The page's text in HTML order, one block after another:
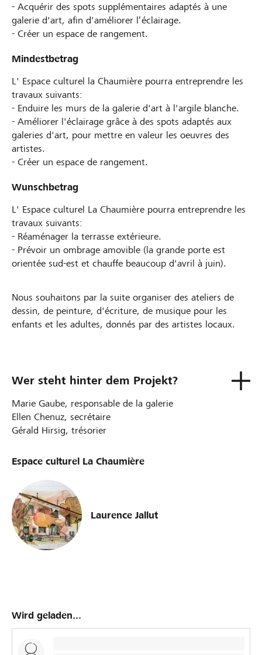
- Acquérir des spots supplémentaires adaptés à une
galerie d'art, afin d'améliorer l’éclairage.
- Créer un espace de rangement.
Mindestbetrag
L' Espace culturel la Chaumière pourra entreprendre les
travaux suivants:
- Enduire les murs de la galerie d'art à l'argile blanche.
- Améliorer l'éclairage grâce à des spots adaptés aux
galeries d'art, pour mettre en valeur les oeuvres des
artistes.
- Créer un espace de rangement.
Wunschbetrag
L' Espace culturel La Chaumière pourra entreprendre les
travaux suivants:
- Réaménager la terrasse extérieure.
- Prévoir un ombrage amovible (la grande porte est
orientée sud-est et chauffe beaucoup d'avril à juin).
Nous souhaitons par la suite organiser des ateliers de
dessin, de peinture, d'écriture, de musique pour les
enfants et les adultes, donnés par des artistes locaux.
Wer steht hinter dem Projekt?
Marie Gaube, responsable de la galerie
Ellen Chenuz, secrétaire
Gérald Hirsig, trésorier
Espace culturel La Chaumière
Laurence Jallut
Wird geladen...